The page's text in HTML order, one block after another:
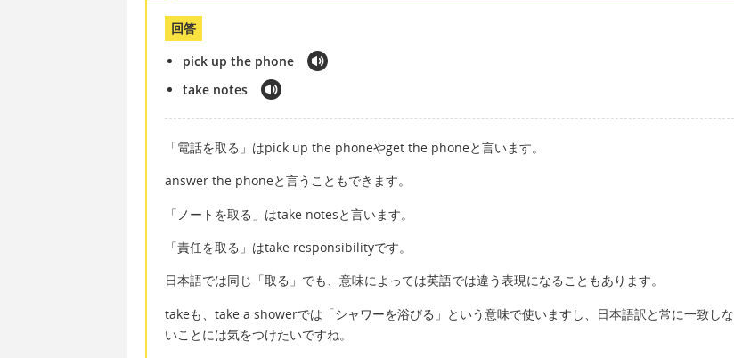
回答
pick up the phone
take notes
「電話を取る」はpick up the phoneやget the phoneと言います。
answer the phoneと言うこともできます。
「ノートを取る」はtake notesと言います。
「責任を取る」はtake responsibilityです。
日本語では同じ「取る」でも、意味によっては英語では違う表現になることもあります。
takeも、take a showerでは「シャワーを浴びる」という意味で使いますし、日本語訳と常に一致しな
いことには気をつけたいですね。